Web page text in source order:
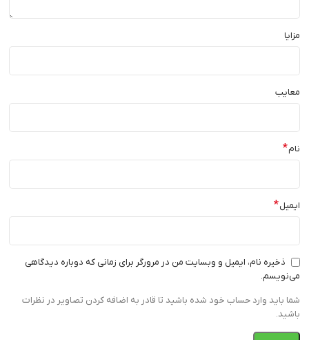
مزایا
معایب
نام*
ایمیل*
ذخیره نام، ایمیل و وبسایت من در مرورگر برای زمانی که دوباره دیدگاهی
می‌نویسم.
شما باید وارد حساب خود شده باشید تا قادر به اضافه کردن تصاویر در نظرات
باشید.